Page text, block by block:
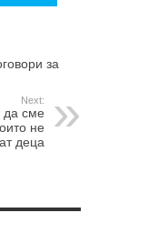
за
Next:
да сме
не
деца